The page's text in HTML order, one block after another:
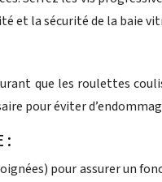
et la sécurité de la baie
que les roulettes
pour éviter
:
pour assurer un